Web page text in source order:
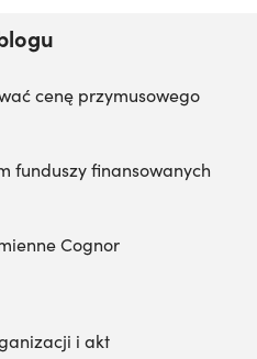
cenę przymusowego
funduszy finansowanych
Cognor
i akt